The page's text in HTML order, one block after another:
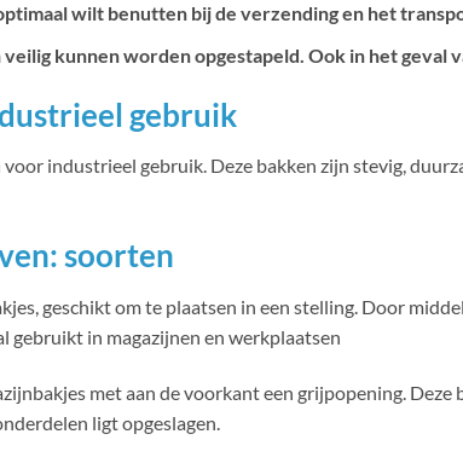
wilt benutten bij de verzending en het
kunnen worden opgestapeld. Ook in het geval
gebruik
industrieel gebruik. Deze bakken zijn stevig,
soorten
geschikt om te plaatsen in een stelling. Door
gebruikt in magazijnen en werkplaatsen
met aan de voorkant een grijpopening.
ligt opgeslagen.